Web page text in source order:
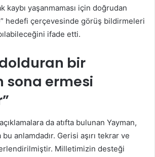
kaybı yaşanmaması için doğrudan
hedefi çerçevesinde görüş bildirmeleri
ifade etti.
dolduran bir
sona ermesi
da atıfta bulunan Yayman,
bu anlamdadır. Gerisi aşırı tekrar ve
Milletimizin desteği